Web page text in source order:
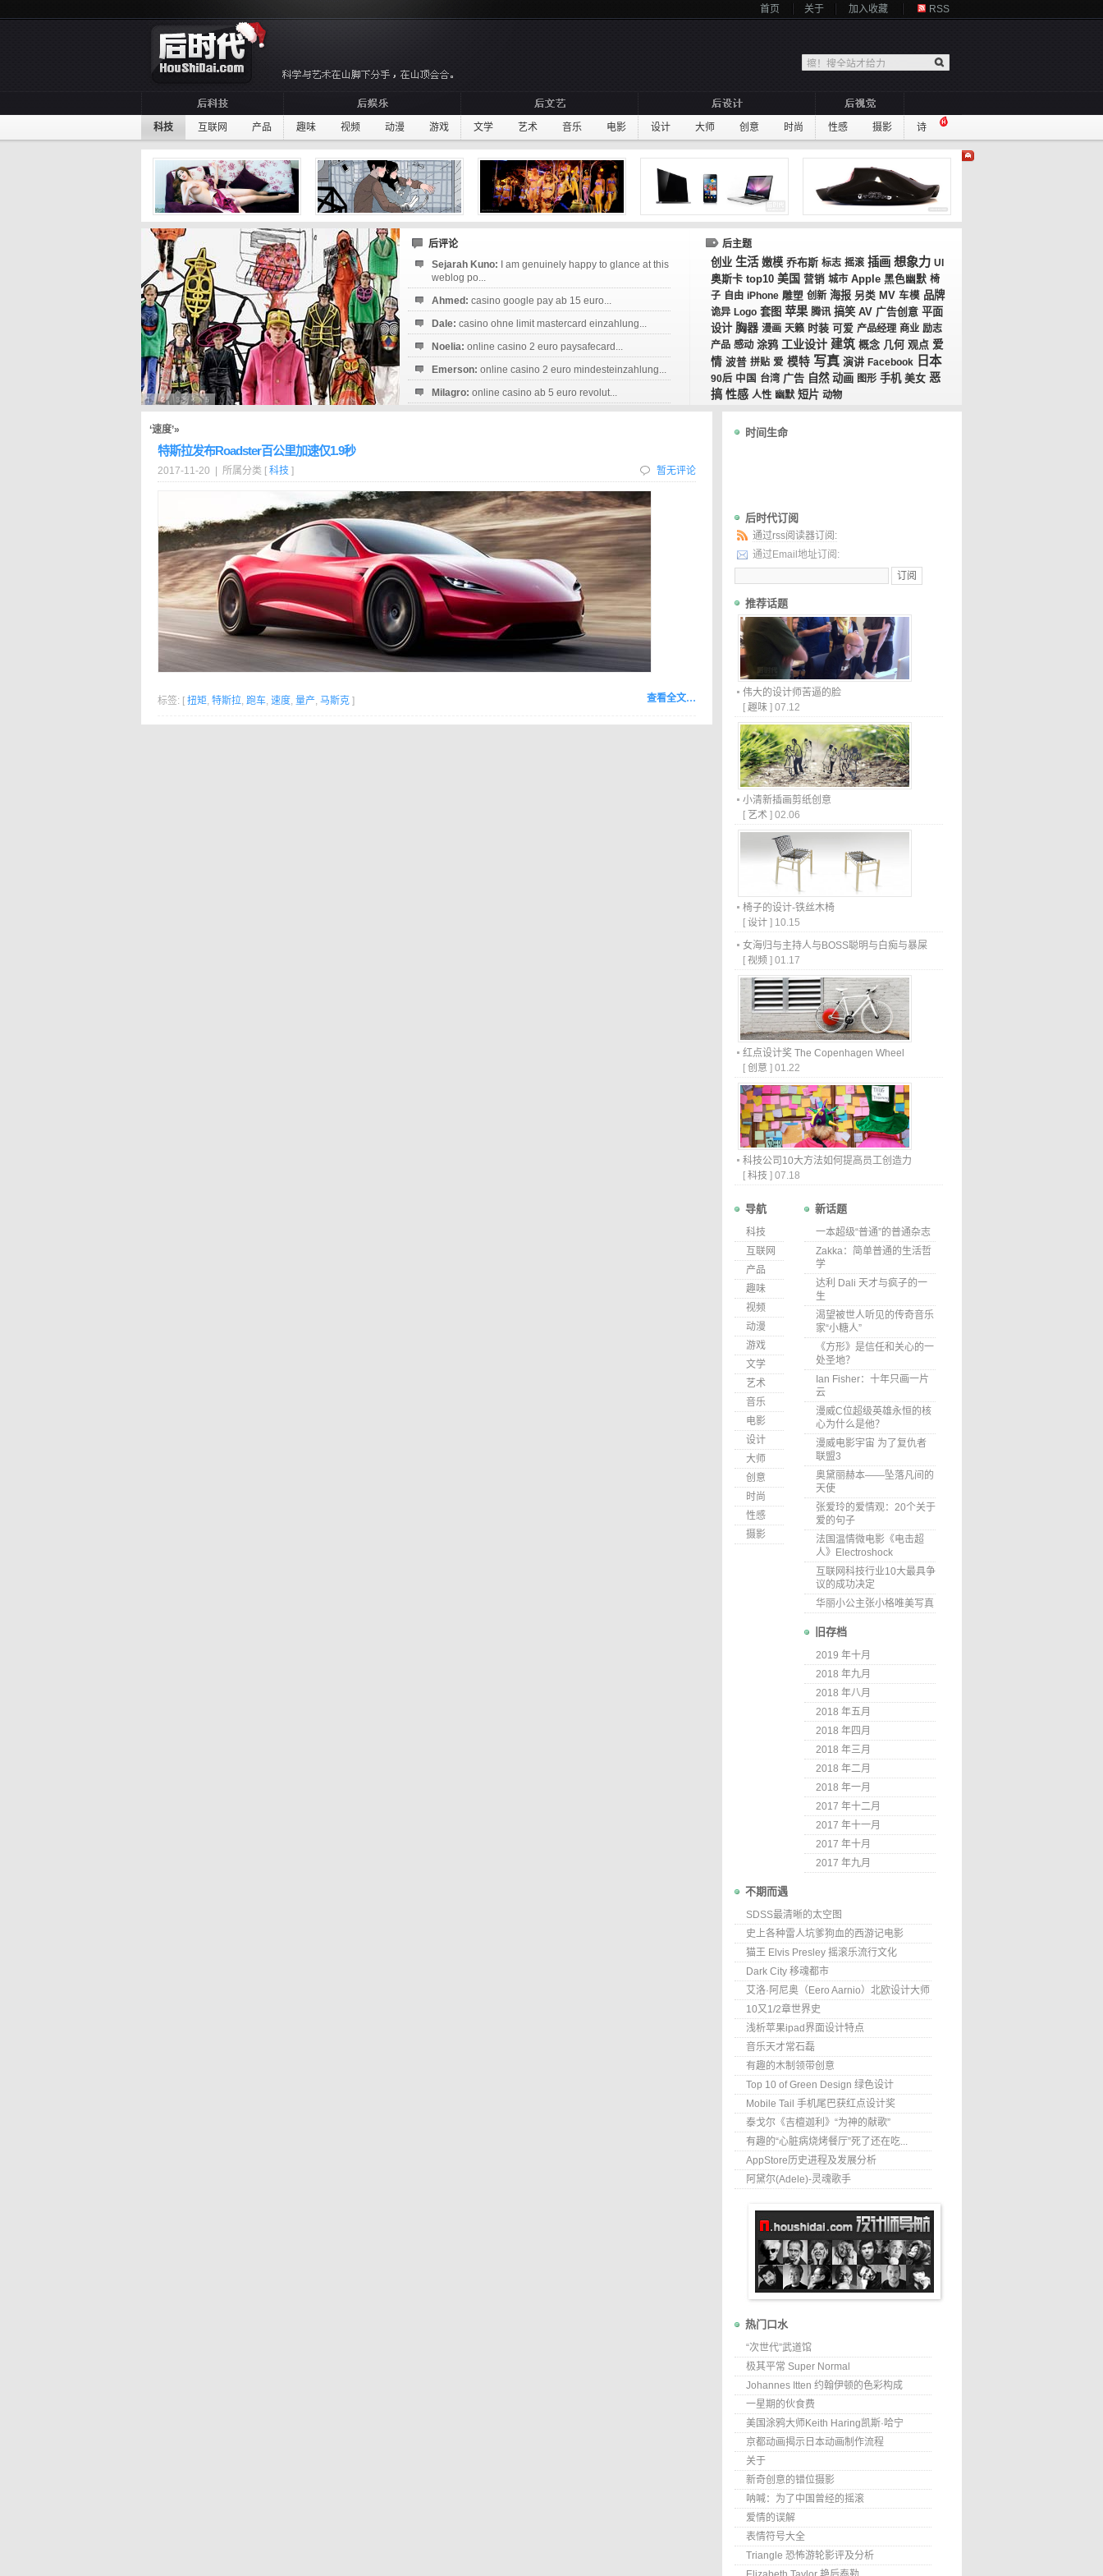
首页 关于 加入收藏 RSS
科技 互联网 产品 趣味 视频 动漫 游戏 文学 艺术 音乐 电影 设计 大师 创意 时尚 性感 摄影 诗
后评论
Sejarah Kuno:
I am genuinely happy to glance at this
weblog po...
Ahmed: casino google pay ab 15 euro...
Dale: casino ohne limit mastercard einzahlung...
Noelia: online casino 2 euro paysafecard...
Emerson: online casino 2 euro mindesteinzahlung...
Milagro: online casino ab 5 euro revolut...
后主题
创业 生活 嫩模 乔布斯 标志 摇滚 插画 想象力 UI
奥斯卡 top10 美国 营销 城市 Apple 黑色幽默 椅
子 自由 iPhone 雕塑 创新 海报 另类 MV 车模 品牌
诡异 Logo 套图 苹果 腾讯 搞笑 AV 广告创意 平面
设计 胸器 漫画 天籁 时装 可爱 产品经理 商业 励志
产品 感动 涂鸦 工业设计 建筑 概念 几何 观点 爱
情 波普 拼贴 爱 模特 写真 演讲 Facebook 日本
90后 中国 台湾 广告 自然 动画 图形 手机 美女 恶
搞 性感 人性 幽默 短片 动物
‘速度’»
特斯拉发布Roadster百公里加速仅1.9秒
2017-11-20 | 所属分类 [ 科技 ] 暂无评论
查看全文…
标签: [ 扭矩, 特斯拉, 跑车, 速度, 量产, 马斯克 ]
时间生命
后时代订阅
通过rss阅读器订阅:
通过Email地址订阅:
推荐话题
伟大的设计师苦逼的脸
[ 趣味 ] 07.12
小清新插画剪纸创意
[ 艺术 ] 02.06
椅子的设计-铁丝木椅
[ 设计 ] 10.15
女海归与主持人与BOSS聪明与白痴与暴屎
[ 视频 ] 01.17
红点设计奖 The Copenhagen Wheel
[ 创意 ] 01.22
科技公司10大方法如何提高员工创造力
[ 科技 ] 07.18
导航
科技
互联网
产品
趣味
视频
动漫
游戏
文学
艺术
音乐
电影
设计
大师
创意
时尚
性感
摄影
新话题
一本超级“普通”的普通杂志
Zakka：简单普通的生活哲
学
达利 Dali 天才与疯子的一
生
渴望被世人听见的传奇音乐
家“小糖人”
《方形》是信任和关心的一
处圣地？
Ian Fisher：十年只画一片
云
漫威C位超级英雄永恒的核
心为什么是他？
漫威电影宇宙 为了复仇者
联盟3
奥黛丽赫本——坠落凡间的
天使
张爱玲的爱情观：20个关于
爱的句子
法国温情微电影《电击超
人》Electroshock
互联网科技行业10大最具争
议的成功决定
华丽小公主张小格唯美写真
旧存档
2019 年十月
2018 年九月
2018 年八月
2018 年五月
2018 年四月
2018 年三月
2018 年二月
2018 年一月
2017 年十二月
2017 年十一月
2017 年十月
2017 年九月
不期而遇
SDSS最清晰的太空图
史上各种雷人坑爹狗血的西游记电影
猫王 Elvis Presley 摇滚乐流行文化
Dark City 移魂都市
艾洛·阿尼奥（Eero Aarnio）北欧设计大师
10又1/2章世界史
浅析苹果ipad界面设计特点
音乐天才常石磊
有趣的木制领带创意
Top 10 of Green Design 绿色设计
Mobile Tail 手机尾巴获红点设计奖
泰戈尔《吉檀迦利》“为神的献歌”
有趣的“心脏病烧烤餐厅”死了还在吃...
AppStore历史进程及发展分析
阿黛尔(Adele)-灵魂歌手
热门口水
“次世代”武道馆
极其平常 Super Normal
Johannes Itten 约翰伊顿的色彩构成
一星期的伙食费
美国涂鸦大师Keith Haring凯斯·哈宁
京都动画揭示日本动画制作流程
关于
新奇创意的错位摄影
呐喊：为了中国曾经的摇滚
爱情的误解
表情符号大全
Triangle 恐怖游轮影评及分析